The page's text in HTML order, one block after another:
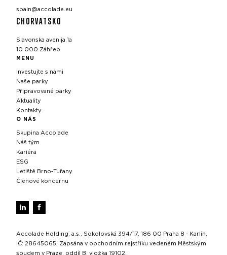
spain@accolade.eu
CHORVATSKO
Slavonska avenija 1a
10 000 Záhřeb
MENU
Investujte s námi
Naše parky
Připravované parky
Aktuality
Kontakty
O NÁS
Skupina Accolade
Náš tým
Kariéra
ESG
Letiště Brno‑Tuřany
Členové koncernu
Accolade Holding, a.s., Sokolovská 394/17, 186 00 Praha 8 - Karlín,
IČ: 28645065, Zapsána v obchodním rejstříku vedeném Městským
soudem v Praze, oddíl B, vložka 19102.